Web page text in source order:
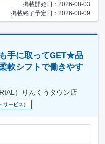
掲載開始日：2026-08-03
掲載終了予定日：2026-08-09
手に取ってGET★品
軟シフトで働きやす
）りんくうタウン店
サービス）